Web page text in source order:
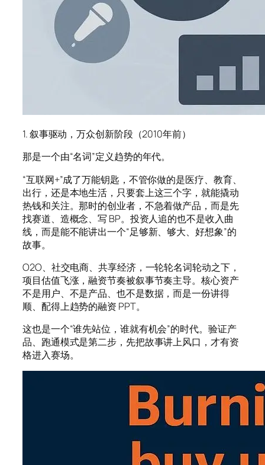
1. 叙事驱动，万众创新阶段（2010年前）
那是一个由“名词”定义趋势的年代。
“互联网+”成了万能钥匙，不管你做的是医疗、教育、
出行，还是本地生活，只要套上这三个字，就能撬动
热钱和关注。那时的创业者，不急着做产品，而是先
找赛道、造概念、写 BP。投资人追的也不是收入曲
线，而是能不能讲出一个“足够新、够大、好想象”的
故事。
O2O、社交电商、共享经济，一轮轮名词轮动之下，
项目估值飞涨，融资节奏被叙事节奏主导。核心资产
不是用户、不是产品、也不是数据，而是一份讲得
顺、配得上趋势的融资 PPT。
这也是一个“谁先站位，谁就有机会”的时代。验证产
品、跑通模式是第二步，先把故事讲上风口，才有资
格进入赛场。